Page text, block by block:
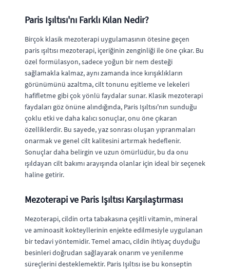
Paris Işıltısı'nı Farklı Kılan Nedir?
Birçok klasik mezoterapi uygulamasının ötesine geçen
paris ışıltısı mezoterapi, içeriğinin zenginliği ile öne çıkar. Bu
özel formülasyon, sadece yoğun bir nem desteği
sağlamakla kalmaz, aynı zamanda ince kırışıklıkların
görünümünü azaltma, cilt tonunu eşitleme ve lekeleri
hafifletme gibi çok yönlü faydalar sunar. Klasik mezoterapi
faydaları göz önüne alındığında, Paris Işıltısı'nın sunduğu
çoklu etki ve daha kalıcı sonuçlar, onu öne çıkaran
özelliklerdir. Bu sayede, yaz sonrası oluşan yıpranmaları
onarmak ve genel cilt kalitesini artırmak hedeflenir.
Sonuçlar daha belirgin ve uzun ömürlüdür, bu da onu
ışıldayan cilt bakımı arayışında olanlar için ideal bir seçenek
haline getirir.
Mezoterapi ve Paris Işıltısı Karşılaştırması
Mezoterapi, cildin orta tabakasına çeşitli vitamin, mineral
ve aminoasit kokteyllerinin enjekte edilmesiyle uygulanan
bir tedavi yöntemidir. Temel amacı, cildin ihtiyaç duyduğu
besinleri doğrudan sağlayarak onarım ve yenilenme
süreçlerini desteklemektir. Paris Işıltısı ise bu konseptin